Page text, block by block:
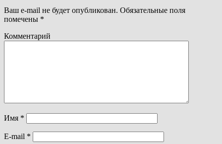
Ваш e-mail не будет опубликован. Обязательные поля
помечены *
Комментарий
Имя *
E-mail *